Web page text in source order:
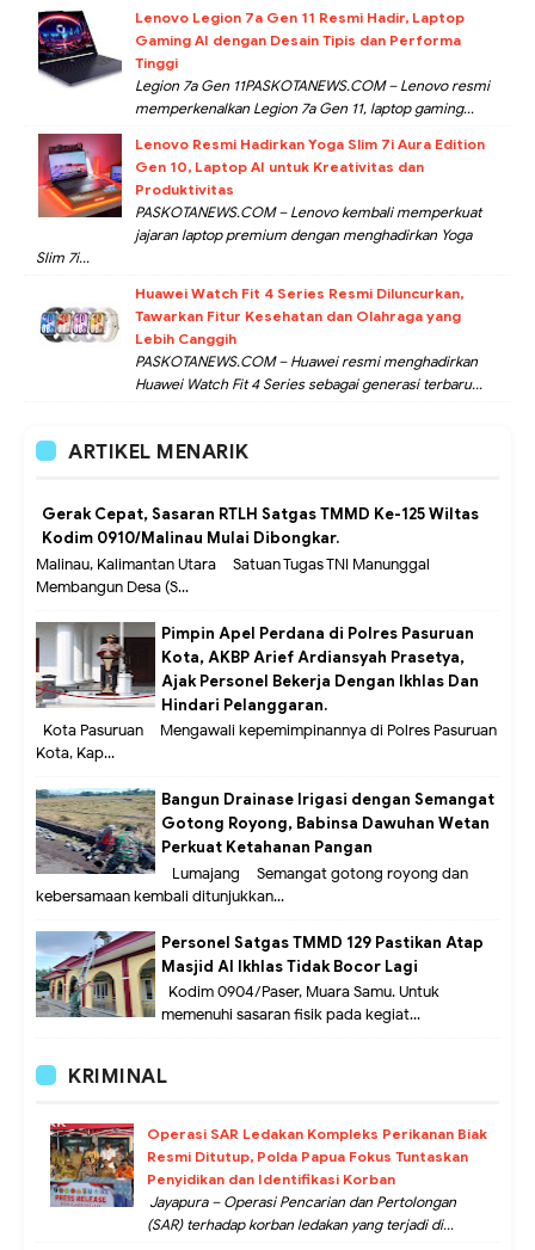
Lenovo Legion 7a Gen 11 Resmi Hadir, Laptop
Gaming AI dengan Desain Tipis dan Performa
Tinggi
Legion 7a Gen 11PASKOTANEWS.COM – Lenovo resmi
memperkenalkan Legion 7a Gen 11, laptop gaming...
Lenovo Resmi Hadirkan Yoga Slim 7i Aura Edition
Gen 10, Laptop AI untuk Kreativitas dan
Produktivitas
PASKOTANEWS.COM – Lenovo kembali memperkuat
jajaran laptop premium dengan menghadirkan Yoga
Slim 7i...
Huawei Watch Fit 4 Series Resmi Diluncurkan,
Tawarkan Fitur Kesehatan dan Olahraga yang
Lebih Canggih
PASKOTANEWS.COM – Huawei resmi menghadirkan
Huawei Watch Fit 4 Series sebagai generasi terbaru...
ARTIKEL MENARIK
Gerak Cepat, Sasaran RTLH Satgas TMMD Ke-125 Wiltas
Kodim 0910/Malinau Mulai Dibongkar.
Malinau, Kalimantan Utara – Satuan Tugas TNI Manunggal
Membangun Desa (S...
Pimpin Apel Perdana di Polres Pasuruan
Kota, AKBP Arief Ardiansyah Prasetya,
Ajak Personel Bekerja Dengan Ikhlas Dan
Hindari Pelanggaran.
Kota Pasuruan – Mengawali kepemimpinannya di Polres Pasuruan
Kota, Kap...
Bangun Drainase Irigasi dengan Semangat
Gotong Royong, Babinsa Dawuhan Wetan
Perkuat Ketahanan Pangan
Lumajang – Semangat gotong royong dan
kebersamaan kembali ditunjukkan...
Personel Satgas TMMD 129 Pastikan Atap
Masjid Al Ikhlas Tidak Bocor Lagi
Kodim 0904/Paser, Muara Samu. Untuk
memenuhi sasaran fisik pada kegiat...
KRIMINAL
Operasi SAR Ledakan Kompleks Perikanan Biak
Resmi Ditutup, Polda Papua Fokus Tuntaskan
Penyidikan dan Identifikasi Korban
Jayapura – Operasi Pencarian dan Pertolongan
(SAR) terhadap korban ledakan yang terjadi di...